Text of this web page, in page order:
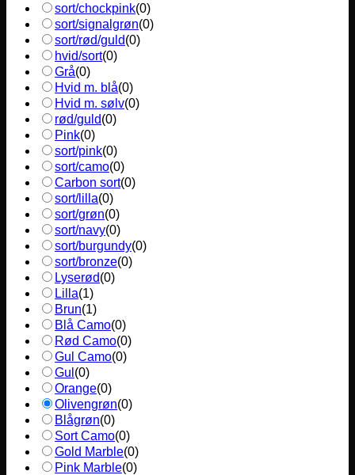
sort/chockpink(0)
sort/signalgrøn(0)
sort/rød/guld(0)
hvid/sort(0)
Grå(0)
Hvid m. blå(0)
Hvid m. sølv(0)
rød/guld(0)
Pink(0)
sort/pink(0)
sort/camo(0)
Carbon sort(0)
sort/lilla(0)
sort/grøn(0)
sort/navy(0)
sort/burgundy(0)
sort/bronze(0)
Lyserød(0)
Lilla(1)
Brun(1)
Blå Camo(0)
Rød Camo(0)
Gul Camo(0)
Gul (0)
Orange(0)
Olivengrøn(0)
Blågrøn(0)
Sort Camo(0)
Gold Marble(0)
Pink Marble(0)